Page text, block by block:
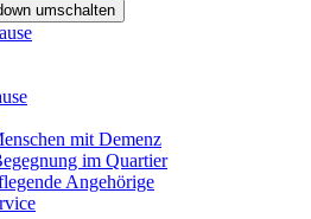
umschalten
mit Demenz
im Quartier
Angehörige